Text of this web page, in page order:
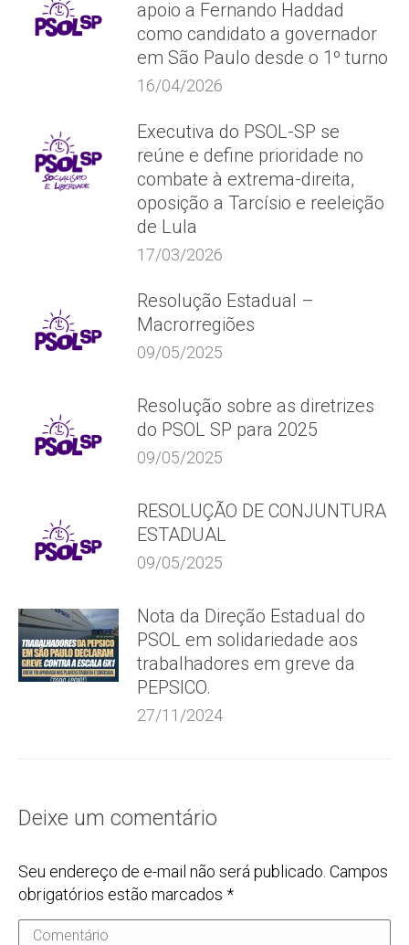
apoio a Fernando Haddad
como candidato a governador
em São Paulo desde o 1º turno
16/04/2026
Executiva do PSOL-SP se
reúne e define prioridade no
combate à extrema-direita,
oposição a Tarcísio e reeleição
de Lula
17/03/2026
Resolução Estadual –
Macrorregiões
09/05/2025
Resolução sobre as diretrizes
do PSOL SP para 2025
09/05/2025
RESOLUÇÃO DE CONJUNTURA
ESTADUAL
09/05/2025
Nota da Direção Estadual do
PSOL em solidariedade aos
trabalhadores em greve da
PEPSICO.
27/11/2024
Deixe um comentário
Seu endereço de e-mail não será publicado. Campos
obrigatórios estão marcados *
Comentário